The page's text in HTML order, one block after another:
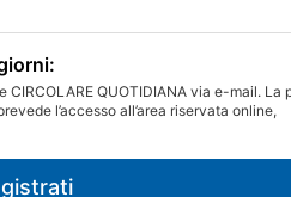
CIRCOLARE QUOTIDIANA via e-mail. La
l’accesso all’area riservata online,